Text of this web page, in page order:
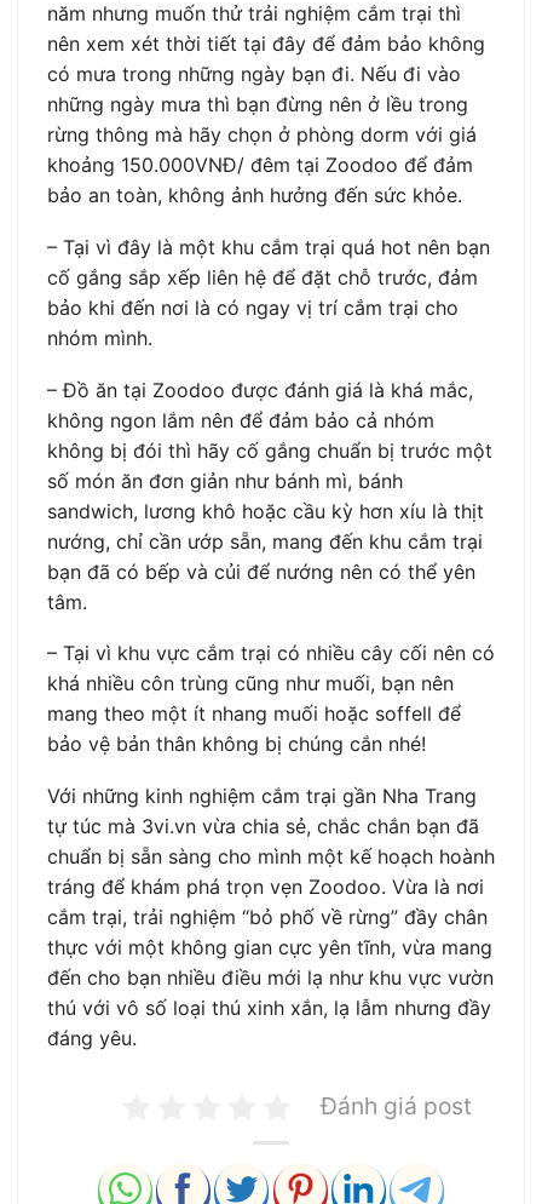
năm nhưng muốn thử trải nghiệm cắm trại thì
nên xem xét thời tiết tại đây để đảm bảo không
có mưa trong những ngày bạn đi. Nếu đi vào
những ngày mưa thì bạn đừng nên ở lều trong
rừng thông mà hãy chọn ở phòng dorm với giá
khoảng 150.000VNĐ/ đêm tại Zoodoo để đảm
bảo an toàn, không ảnh hưởng đến sức khỏe.
– Tại vì đây là một khu cắm trại quá hot nên bạn
cố gắng sắp xếp liên hệ để đặt chỗ trước, đảm
bảo khi đến nơi là có ngay vị trí cắm trại cho
nhóm mình.
– Đồ ăn tại Zoodoo được đánh giá là khá mắc,
không ngon lắm nên để đảm bảo cả nhóm
không bị đói thì hãy cố gắng chuẩn bị trước một
số món ăn đơn giản như bánh mì, bánh
sandwich, lương khô hoặc cầu kỳ hơn xíu là thịt
nướng, chỉ cần ướp sẵn, mang đến khu cắm trại
bạn đã có bếp và củi để nướng nên có thể yên
tâm.
– Tại vì khu vực cắm trại có nhiều cây cối nên có
khá nhiều côn trùng cũng như muối, bạn nên
mang theo một ít nhang muối hoặc soffell để
bảo vệ bản thân không bị chúng cắn nhé!
Với những kinh nghiệm cắm trại gần Nha Trang
tự túc mà 3vi.vn vừa chia sẻ, chắc chắn bạn đã
chuẩn bị sẵn sàng cho mình một kế hoạch hoành
tráng để khám phá trọn vẹn Zoodoo. Vừa là nơi
cắm trại, trải nghiệm “bỏ phố về rừng” đầy chân
thực với một không gian cực yên tĩnh, vừa mang
đến cho bạn nhiều điều mới lạ như khu vực vườn
thú với vô số loại thú xinh xắn, lạ lẫm nhưng đầy
đáng yêu.
Đánh giá post